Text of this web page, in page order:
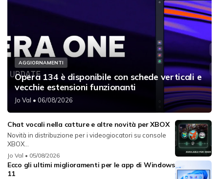
AGGIORNAMENTI
Opera 134 è disponibile con schede verticali e
vecchie estensioni funzionanti
Jo Val • 06/08/2026
Chat vocali nella catture e altre novità per XBOX
Novità in distribuzione per i videogiocatori su console
XBOX...
Jo Val • 05/08/2026
Ecco gli ultimi miglioramenti per le app di Windows
11